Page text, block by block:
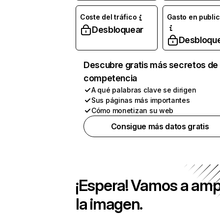
Coste del tráfico
Desbloquear
Gasto en
Descubre gratis más secretos de
competencia
A qué palabras clave se dirigen
Sus páginas más importantes
Cómo monetizan su web
Consigue más datos gratis
¡Espera! Vamos a
la imagen.